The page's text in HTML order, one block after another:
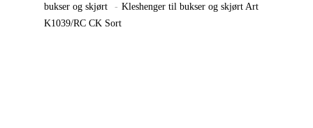
bukser og skjørt
- Kleshenger til bukser og skjørt Art
K1039/RC CK Sort